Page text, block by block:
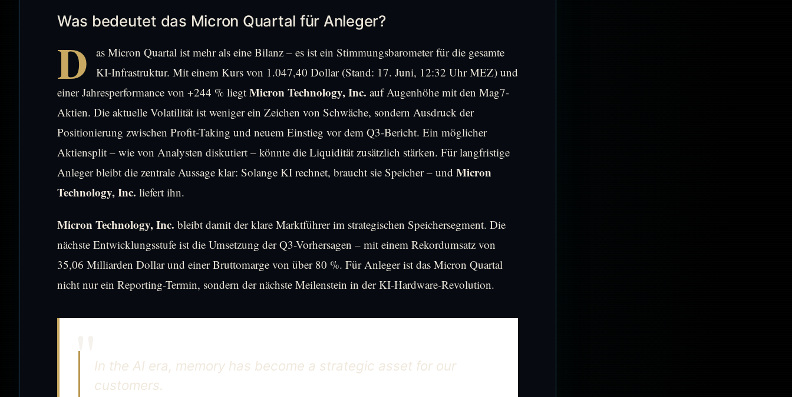
Was bedeutet das Micron Quartal für Anleger?
D
as Micron Quartal ist mehr als eine Bilanz – es ist ein Stimmungsbarometer für die gesamte
KI-Infrastruktur. Mit einem Kurs von 1.047,40 Dollar (Stand: 17. Juni, 12:32 Uhr MEZ) und
einer Jahresperformance von +244 % liegt Micron Technology, Inc. auf Augenhöhe mit den Mag7-
Aktien. Die aktuelle Volatilität ist weniger ein Zeichen von Schwäche, sondern Ausdruck der
Positionierung zwischen Profit-Taking und neuem Einstieg vor dem Q3-Bericht. Ein möglicher
Aktiensplit – wie von Analysten diskutiert – könnte die Liquidität zusätzlich stärken. Für langfristige
Anleger bleibt die zentrale Aussage klar: Solange KI rechnet, braucht sie Speicher – und Micron
Technology, Inc. liefert ihn.
Micron Technology, Inc. bleibt damit der klare Marktführer im strategischen Speichersegment. Die
nächste Entwicklungsstufe ist die Umsetzung der Q3-Vorhersagen – mit einem Rekordumsatz von
35,06 Milliarden Dollar und einer Bruttomarge von über 80 %. Für Anleger ist das Micron Quartal
nicht nur ein Reporting-Termin, sondern der nächste Meilenstein in der KI-Hardware-Revolution.
In the AI era, memory has become a strategic asset for our
customers.